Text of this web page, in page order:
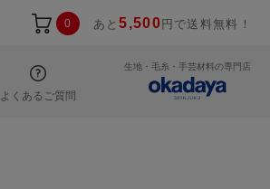
0 あと5,500 円で送料無料！
よくあるご質問
生地・毛糸・手芸材料の専門店